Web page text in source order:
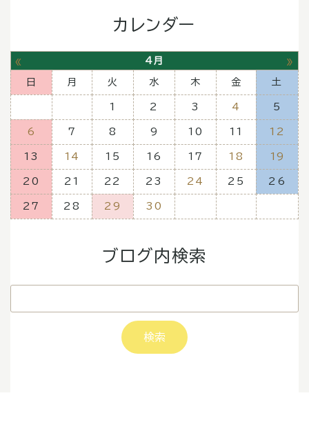
カレンダー
« 4月 »
日 月 火 水 木 金 土
1 2 3 4 5
6 7 8 9 10 11 12
13 14 15 16 17 18 19
20 21 22 23 24 25 26
27 28 29 30
ブログ内検索